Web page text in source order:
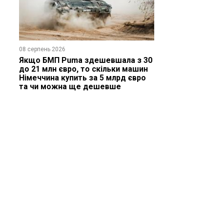
08 серпень 2026
Якщо БМП Puma здешевшала з 30
до 21 млн євро, то скільки машин
Німеччина купить за 5 млрд євро
та чи можна ще дешевше